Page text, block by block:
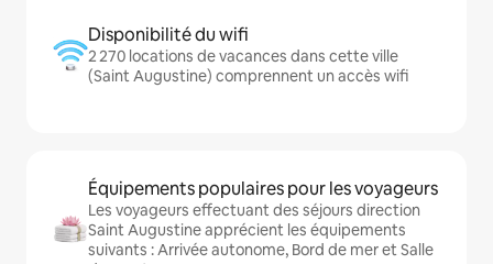
Disponibilité du wifi
2 270 locations de vacances dans cette ville
(Saint Augustine) comprennent un accès wifi
Équipements populaires pour les voyageurs
Les voyageurs effectuant des séjours direction
Saint Augustine apprécient les équipements
suivants : Arrivée autonome, Bord de mer et Salle